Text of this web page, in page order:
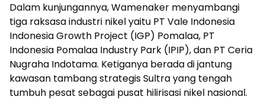
Dalam kunjungannya, Wamenaker menyambangi
tiga raksasa industri nikel yaitu PT Vale Indonesia
Indonesia Growth Project (IGP) Pomalaa, PT
Indonesia Pomalaa Industry Park (IPIP), dan PT Ceria
Nugraha Indotama. Ketiganya berada di jantung
kawasan tambang strategis Sultra yang tengah
tumbuh pesat sebagai pusat hilirisasi nikel nasional.